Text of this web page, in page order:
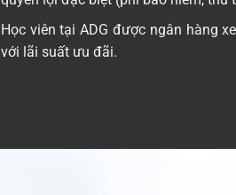
Học viên tại ADG được ngân hàng
với lãi suất ưu đãi.